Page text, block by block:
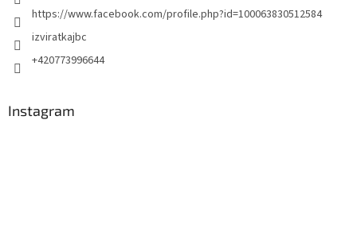
https://www.facebook.com/profile.php?id=100063830512584
izviratkajbc
+420773996644
Instagram